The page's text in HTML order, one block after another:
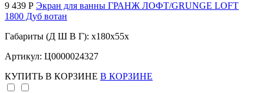
9 439 Р Экран для ванны ГРАНЖ ЛОФТ/GRUNGE LOFT
1800 Дуб вотан
Габариты (Д Ш В Г): x180x55x
Артикул: Ц0000024327
КУПИТЬ В КОРЗИНЕ В КОРЗИНЕ